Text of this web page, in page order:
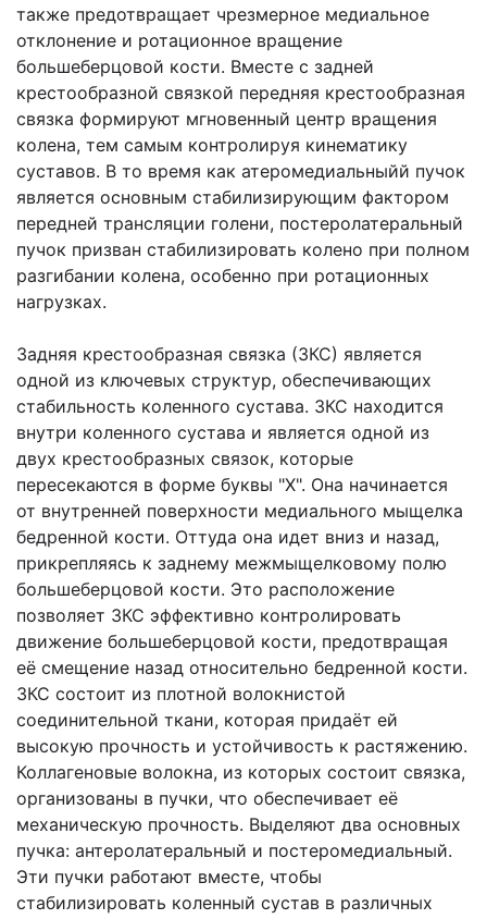
также предотвращает чрезмерное медиальное
отклонение и ротационное вращение
большеберцовой кости. Вместе с задней
крестообразной связкой передняя крестообразная
связка формируют мгновенный центр вращения
колена, тем самым контролируя кинематику
суставов. В то время как атеромедиальныйй пучок
является основным стабилизирующим фактором
передней трансляции голени, постеролатеральный
пучок призван стабилизировать колено при полном
разгибании колена, особенно при ротационных
нагрузках.
Задняя крестообразная связка (ЗКС) является
одной из ключевых структур, обеспечивающих
стабильность коленного сустава. ЗКС находится
внутри коленного сустава и является одной из
двух крестообразных связок, которые
пересекаются в форме буквы "Х". Она начинается
от внутренней поверхности медиального мыщелка
бедренной кости. Оттуда она идет вниз и назад,
прикрепляясь к заднему межмыщелковому полю
большеберцовой кости. Это расположение
позволяет ЗКС эффективно контролировать
движение большеберцовой кости, предотвращая
её смещение назад относительно бедренной кости.
ЗКС состоит из плотной волокнистой
соединительной ткани, которая придаёт ей
высокую прочность и устойчивость к растяжению.
Коллагеновые волокна, из которых состоит связка,
организованы в пучки, что обеспечивает её
механическую прочность. Выделяют два основных
пучка: антеролатеральный и постеромедиальный.
Эти пучки работают вместе, чтобы
стабилизировать коленный сустав в различных